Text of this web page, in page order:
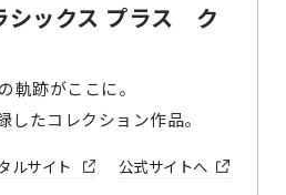
シックス プラス ク
軌跡がここに。
したコレクション作品。
ルサイト 公式サイトへ